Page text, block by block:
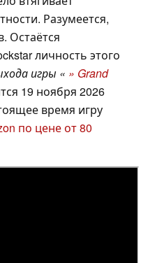
Разумеется,
Остаётся
личность этого
игры « » Grand
19 ноября 2026
время игру
по цене от 80